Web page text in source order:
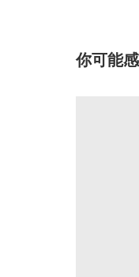
你可能